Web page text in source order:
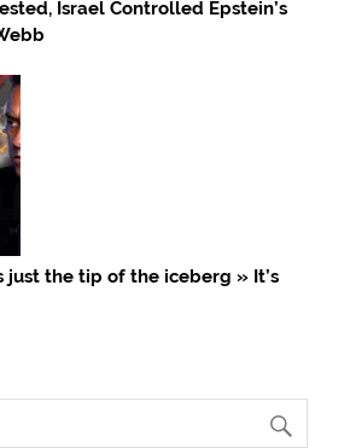
Israel Controlled Epstein’s
just the tip of the iceberg » It’s